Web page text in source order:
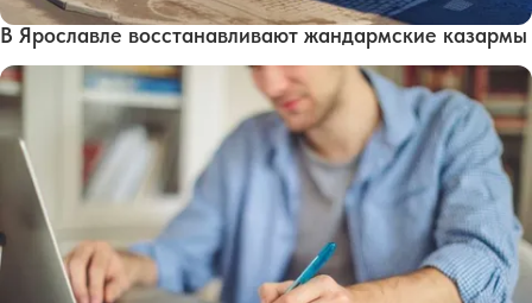
В Ярославле восстанавливают жандармские казармы